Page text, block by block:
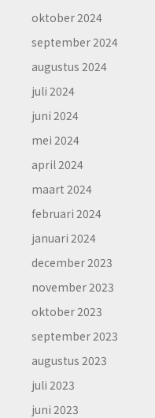
oktober 2024
september 2024
augustus 2024
juli 2024
juni 2024
mei 2024
april 2024
maart 2024
februari 2024
januari 2024
december 2023
november 2023
oktober 2023
september 2023
augustus 2023
juli 2023
juni 2023